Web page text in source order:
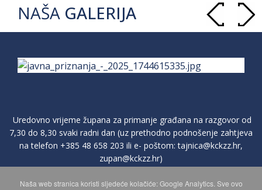
NAŠA GALERIJA
Uredovno vrijeme župana za primanje građana na razgovor od
7,30 do 8,30 svaki radni dan (uz prethodno podnošenje zahtjeva
na telefon +385 48 658 203 ili e- poštom:tajnica@kckzz.hr,
zupan@kckzz.hr)
Naša web stranica koristi sljedeće kolačiće: Google Analytics. Sve ovo